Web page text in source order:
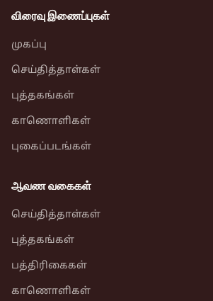
விரைவு இணைப்புகள்
முகப்பு
செய்தித்தாள்கள்
புத்தகங்கள்
காணொளிகள்
புகைப்படங்கள்
ஆவண வகைகள்
செய்தித்தாள்கள்
புத்தகங்கள்
பத்திரிகைகள்
காணொளிகள்